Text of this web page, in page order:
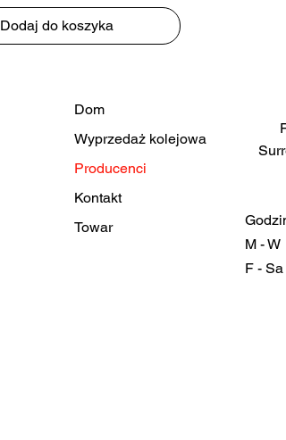
Dodaj do koszyka
Dom
Wyprzedaż kolejowa
Producenci
Kontakt
Towar
M - W
F - Sa